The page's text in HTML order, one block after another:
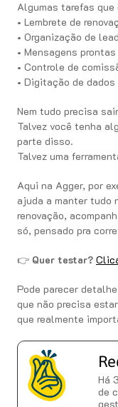
Algumas tarefas que
• Lembrete de
• Organização de
• Mensagens
• Controle de
• Digitação de
Nem tudo precisa
Talvez você tenha
parte disso.
Talvez uma
Aqui na Agger, por
ajuda a manter tudo
renovação,
só, pensado pra
👉 Quer testar?
Pode parecer
que não precisa
que realmente
Há
de